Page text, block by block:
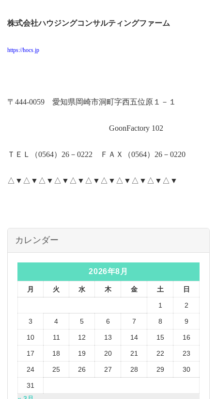
株式会社ハウジングコンサルティングファーム
https://hocs.jp
〒 444-0059 愛知県岡崎市洞町字西五位原１－１
GoonFactory 102
ＴＥＬ（0564） 26 － 0222 ＦＡＸ（0564） 26 － 0220
△▼△▼△▼△▼△▼△▼△▼△▼△▼△▼△▼
カレンダー
2026年8月
月 火 水 木 金 土 日
1 2
3 4 5 6 7 8 9
10 11 12 13 14 15 16
17 18 19 20 21 22 23
24 25 26 27 28 29 30
31